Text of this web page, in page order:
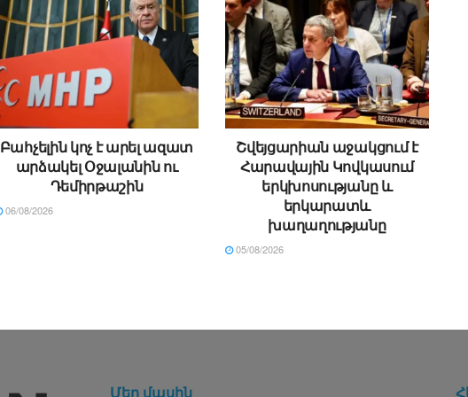
Բահչելին կոչ է արել ազատ
արձակել Օջալանին ու
Դեմիրթաշին
06/08/2026
Շվեյցարիան աջակցում է
Հարավային Կովկասում
երկխոսությանը և
երկարատև
խաղաղությանը
05/08/2026
Մեր մասին